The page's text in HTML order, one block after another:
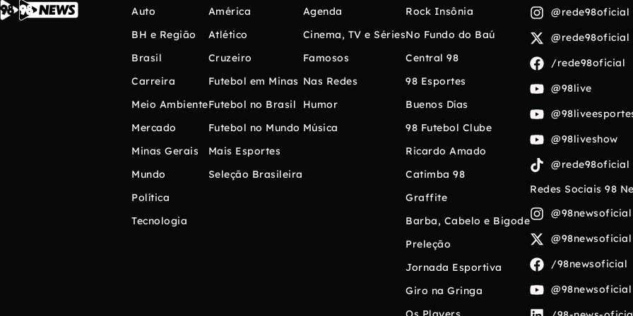
Auto
BH e Região
Brasil
Carreira
Meio Ambiente
Mercado
Minas Gerais
Mundo
Política
Tecnologia
América
Atlético
Cruzeiro
Futebol em Minas
Futebol no Brasil
Futebol no Mundo
Mais Esportes
Seleção Brasileira
Agenda
Cinema, TV e Séries
Famosos
Nas Redes
Humor
Música
Rock Insônia
No Fundo do Baú
Central 98
98 Esportes
Buenos Días
98 Futebol Clube
Ricardo Amado
Catimba 98
Graffite
Barba, Cabelo e Bigode
Preleção
Jornada Esportiva
Giro na Gringa
@rede98oficial
@rede98oficial
/rede98oficial
@98live
@98liveshow
@rede98oficial
Redes Sociais 98
@98newsoficial
@98newsoficial
/98newsoficial
@98newsoficial